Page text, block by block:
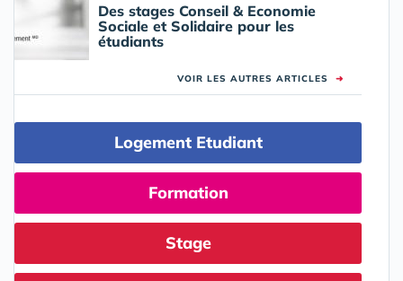
Des stages Conseil & Economie
Sociale et Solidaire pour les
étudiants
VOIR LES AUTRES ARTICLES ➜
Logement Etudiant
Formation
Stage